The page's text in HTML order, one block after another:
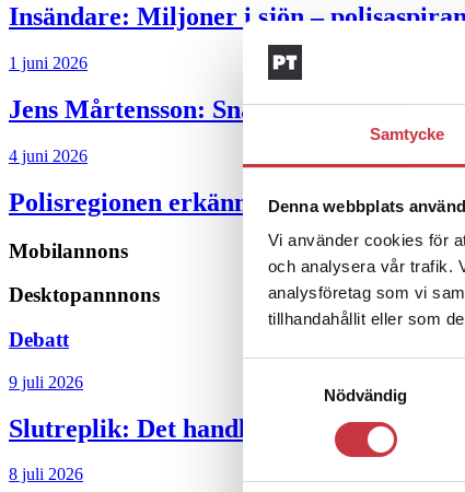
Samtycke
Denna webbplats
Vi använder cookies för
och analysera vår trafik.
analysföretag som vi
tillhandahållit eller som
Nödvändig
Insändare: Miljoner i sjön –
1 juni 2026
Jens Mårtensson: Snart 20 år i tjänst –
4 juni 2026
Polisregionen erkänner fel: ”Kommer
Mobilannons
Desktopannnons
Debatt
9 juli 2026
Slutreplik: Det handlar om
8 juli 2026